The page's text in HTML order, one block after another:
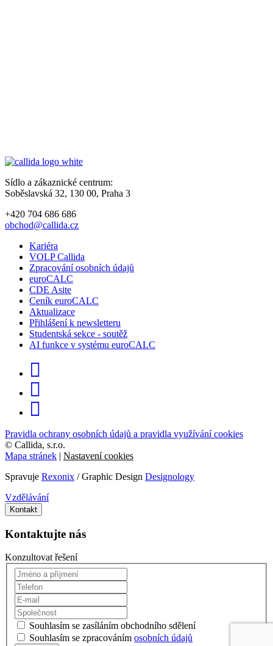
Sídlo a zákaznické centrum:
Soběslavská 32, 130 00, Praha 3
+420 704 686 686
obchod@callida.cz
Kariéra
VOLP Callida
Zpracování osobních údajů
euroCALC
CDE Asite
Ceník euroCALC
Aktualizace
Přihlášení k newsletteru
Studentská sekce - soutěž
AI funkce v systému euroCALC
Pravidla ochrany osobních údajů a pravidla využívání cookies
© Callida, s.r.o.
Mapa stránek | Nastavení cookies
Spravuje Rexonix / Graphic Design Designology
Vzdělávání
Kontakt
Kontaktujte nás
Konzultovat řešení
Souhlasím se zasíláním obchodního sdělení
Souhlasím se zpracováním osobních údajů